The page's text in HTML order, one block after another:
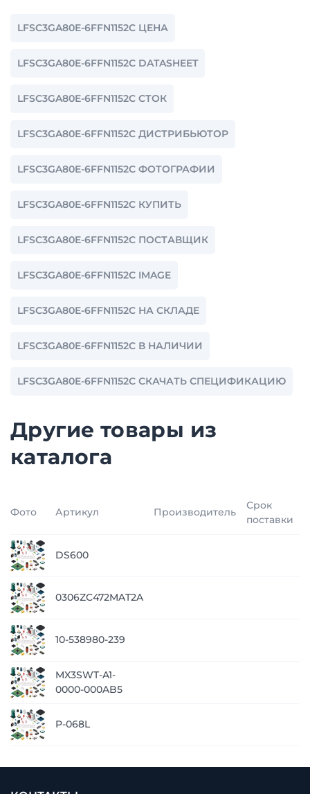
LFSC3GA80E-6FFN1152C ЦЕНА
LFSC3GA80E-6FFN1152C DATASHEET
LFSC3GA80E-6FFN1152C СТОК
LFSC3GA80E-6FFN1152C ДИСТРИБЬЮТОР
LFSC3GA80E-6FFN1152C ФОТОГРАФИИ
LFSC3GA80E-6FFN1152C КУПИТЬ
LFSC3GA80E-6FFN1152C ПОСТАВЩИК
LFSC3GA80E-6FFN1152C IMAGE
LFSC3GA80E-6FFN1152C НА СКЛАДЕ
LFSC3GA80E-6FFN1152C В НАЛИЧИИ
LFSC3GA80E-6FFN1152C СКАЧАТЬ СПЕЦИФИКАЦИЮ
Другие товары из
каталога
Фото Артикул Производитель
Срок
поставки
DS600
0306ZC472MAT2A
10-538980-239
MX3SWT-A1-
0000-000AB5
P-068L